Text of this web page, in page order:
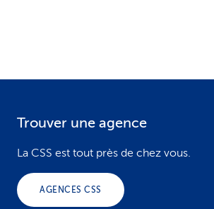
Trouver une agence
La CSS est tout près de chez vous.
AGENCES CSS